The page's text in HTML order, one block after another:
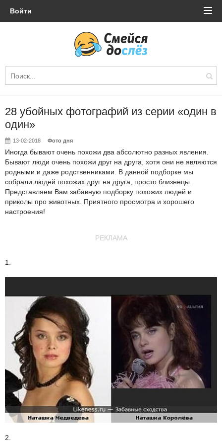
Войти
28 убойных фотографий из серии «один в
один»
13-02-2018 Фото дня
Иногда бывают очень похожи два абсолютно разных явления.
Бывают люди очень похожи друг на друга, хотя они не являются
родными и даже родственниками. В данной подборке мы
собрали людей похожих друг на друга, просто близнецы.
Представляем Вам забавную подборку похожих людей и
приколы про животных. Приятного просмотра и хорошего
настроения!
РЕКЛАМА
1.
2.